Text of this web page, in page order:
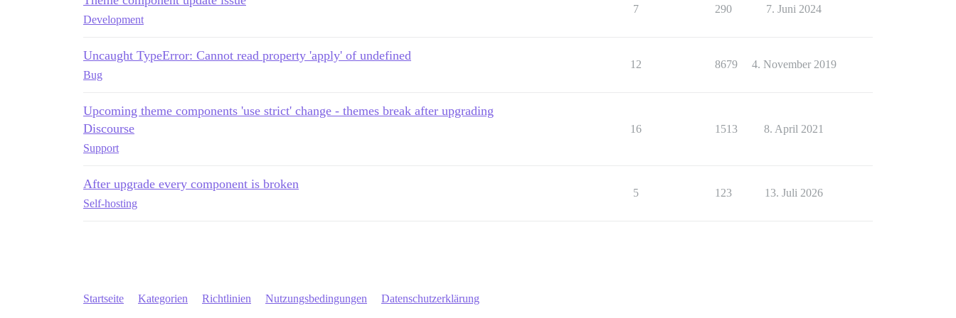
Development
7 290 7. Juni 2024
Uncaught TypeError: Cannot read property 'apply' of undefined
Bug
12 8679 4. November 2019
Upcoming theme components 'use strict' change - themes break after upgrading
Discourse
Support
16 1513 8. April 2021
After upgrade every component is broken
Self-hosting
5 123 13. Juli 2026
Startseite Kategorien Richtlinien Nutzungsbedingungen Datenschutzerklärung